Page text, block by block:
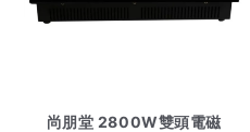
尚朋堂 2800W雙頭電磁